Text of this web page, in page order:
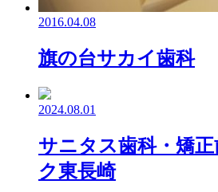
2016.04.08
旗の台サカイ歯科
2024.08.01
サニタス歯科・矯
ク東長崎